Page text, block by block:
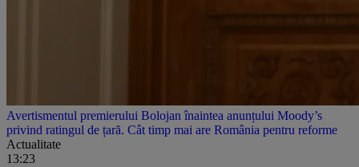
Avertismentul premierului Bolojan înaintea anunțului Moody’s
privind ratingul de țară. Cât timp mai are România pentru reforme
Actualitate
13:23